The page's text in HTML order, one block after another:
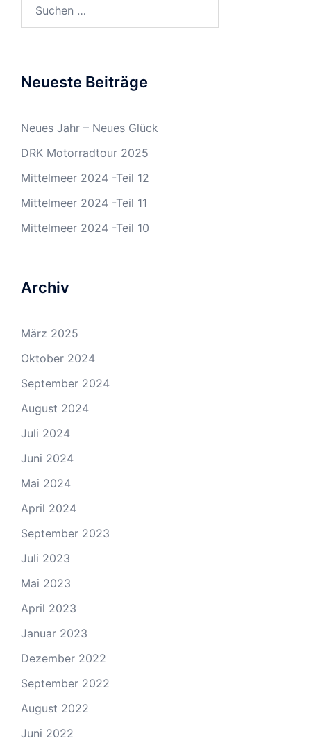
Neueste Beiträge
Neues Jahr – Neues Glück
DRK Motorradtour 2025
Mittelmeer 2024 -Teil 12
Mittelmeer 2024 -Teil 11
Mittelmeer 2024 -Teil 10
Archiv
März 2025
Oktober 2024
September 2024
August 2024
Juli 2024
Juni 2024
Mai 2024
April 2024
September 2023
Juli 2023
Mai 2023
April 2023
Januar 2023
Dezember 2022
September 2022
August 2022
Juni 2022